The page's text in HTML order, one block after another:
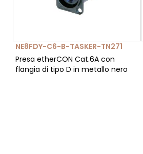
NE8FDY-C6-B-TASKER-TN271
Presa etherCON Cat.6A con
flangia di tipo D in metallo nero